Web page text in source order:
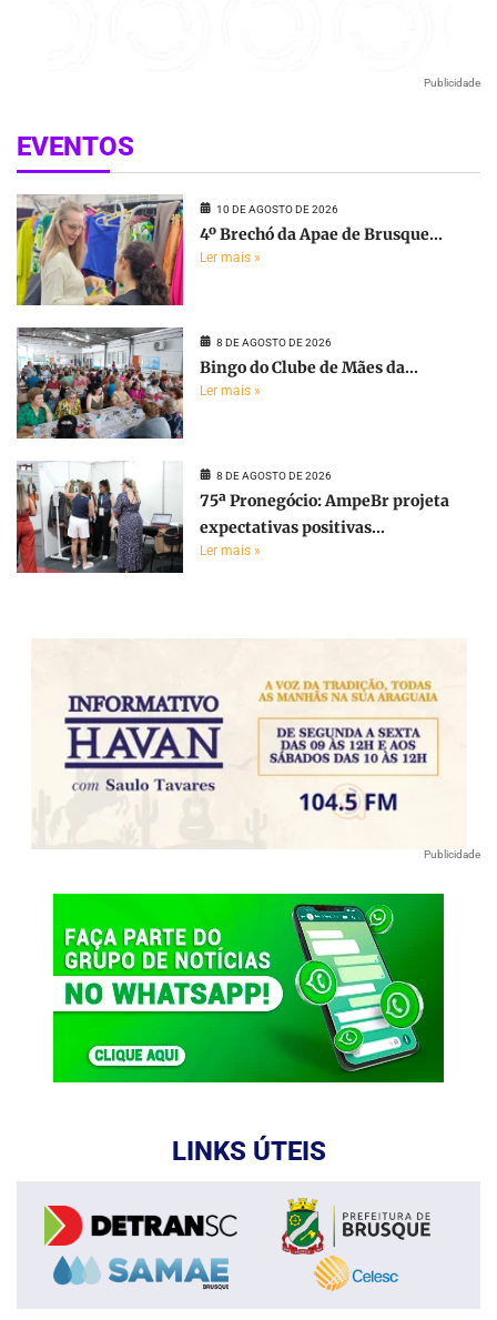
Publicidade
EVENTOS
10 DE AGOSTO DE 2026
4º Brechó da Apae de Brusque...
Ler mais »
8 DE AGOSTO DE 2026
Bingo do Clube de Mães da...
Ler mais »
8 DE AGOSTO DE 2026
75ª Pronegócio: AmpeBr projeta
expectativas positivas...
Ler mais »
Publicidade
LINKS ÚTEIS